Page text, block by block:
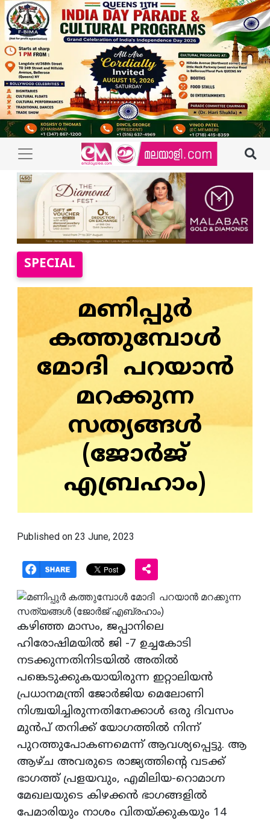
SPECIAL
മണിപ്പുർ
കത്തുമ്പോൾ
മോദി പറയാൻ
മറക്കുന്ന
സത്യങ്ങൾ
(ജോർജ്
എബ്രഹാം)
Published on 23 June, 2023
കഴിഞ്ഞ മാസം, ജപ്പാനിലെ
ഹിരോഷിമയിൽ ജി -7 ഉച്ചകോടി
നടക്കുന്നതിനിടയിൽ അതിൽ
പങ്കെടുക്കുകയായിരുന്ന ഇറ്റാലിയൻ
പ്രധാനമന്ത്രി ജോർജിയ മെലോണി
നിശ്ചയിച്ചിരുന്നതിനേക്കാൾ ഒരു ദിവസം
മുൻപ് തനിക്ക് യോഗത്തിൽ നിന്ന്
പുറത്തുപോകണമെന്ന് ആവശ്യപ്പെട്ടു. ആ
ആഴ്‌ച അവരുടെ രാജ്യത്തിന്റെ വടക്ക്
ഭാഗത്ത് പ്രളയവും, എമിലിയ-റൊമാഗ്ന
മേഖലയുടെ കിഴക്കൻ ഭാഗങ്ങളിൽ
പേമാരിയും നാശം വിതയ്ക്കുകയും 14